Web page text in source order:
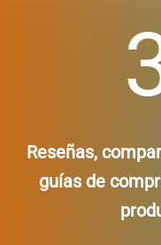
Reseñas,
guías de